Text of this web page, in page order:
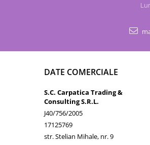
DATE COMERCIALE
S.C. Carpatica Trading &
Consulting S.R.L.
J40/756/2005
17125769
str. Stelian Mihale, nr. 9